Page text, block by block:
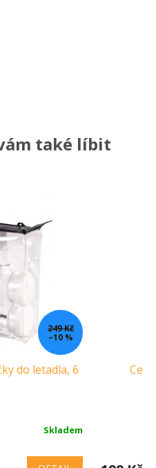
také líbit
249 Kč
–10 %
do letadla, 6
Skladem